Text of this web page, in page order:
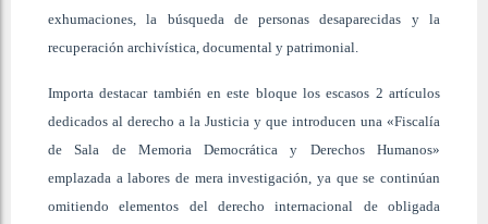
exhumaciones, la búsqueda de personas desaparecidas y la
recuperación archivística, documental y patrimonial.
Importa destacar también en este bloque los escasos 2 artículos
dedicados al derecho a la Justicia y que introducen una «Fiscalía
de Sala de Memoria Democrática y Derechos Humanos»
emplazada a labores de mera investigación, ya que se continúan
omitiendo elementos del derecho internacional de obligada